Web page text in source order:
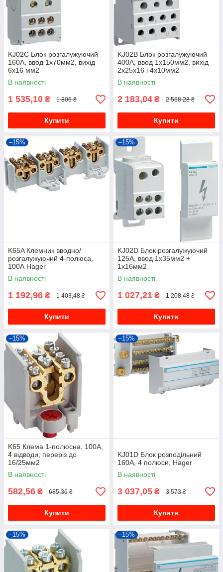
KJ02C Блок розгалужуючий
160А, ввод 1х70мм2, вихід
6х16 мм2
В наявності
1 535,10 ₴ 1 806 ₴
Купити
KJ02B Блок розгалужуючий
400А, ввод 1х150мм2, вихід
2х25х16 і 4х10мм2
В наявності
2 183,04 ₴ 2 568,28 ₴
Купити
–15%
K65A Клемник вводно/
розгалужуючий 4-полюса,
100А Hager
В наявності
1 192,96 ₴ 1 403,48 ₴
Купити
–15%
KJ02D Блок розгалужуючий
125А, ввод 1х35мм2 +
1х16мм2
В наявності
1 027,21 ₴ 1 208,48 ₴
Купити
–15%
K65 Клема 1-полюсна, 100А,
4 відводи, переріз до
16/25мм2
В наявності
582,56 ₴ 685,36 ₴
Купити
–15%
KJ01D Блок розподільний
160A, 4 полюси, Hager
В наявності
3 037,05 ₴ 3 573 ₴
Купити
–15% –15%